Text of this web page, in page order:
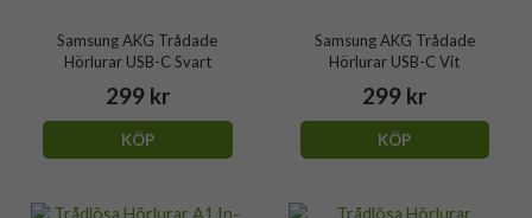
Samsung AKG Trådade
Hörlurar USB-C Svart
299 kr
KÖP
Samsung AKG Trådade
Hörlurar USB-C Vit
299 kr
KÖP